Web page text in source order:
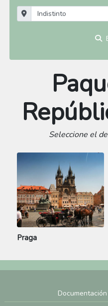
Seleccione el
Praga